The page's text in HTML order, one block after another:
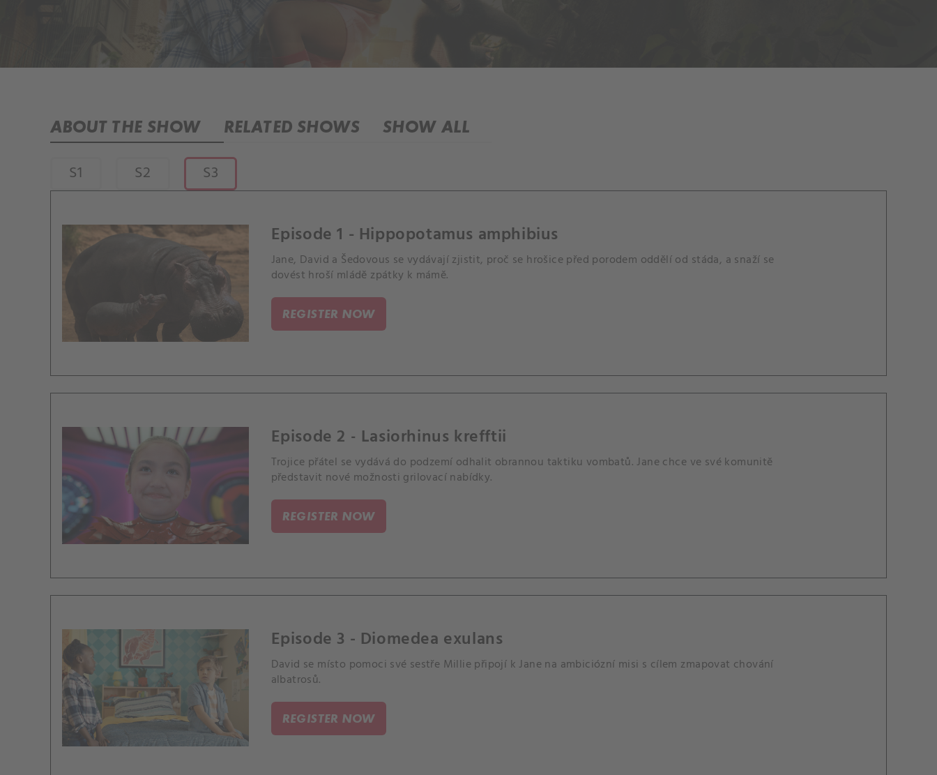
ABOUT THE SHOW RELATED SHOWS SHOW ALL
S1 S2 S3
Episode 1 - Hippopotamus amphibius
Jane, David a Šedovous se vydávají zjistit, proč se hrošice před porodem oddělí od stáda, a snaží se
dovést hroší mládě zpátky k mámě.
REGISTER NOW
Episode 2 - Lasiorhinus krefftii
Trojice přátel se vydává do podzemí odhalit obrannou taktiku vombatů. Jane chce ve své komunitě
představit nové možnosti grilovací nabídky.
REGISTER NOW
Episode 3 - Diomedea exulans
David se místo pomoci své sestře Millie připojí k Jane na ambiciózní misi s cílem zmapovat chování
albatrosů.
REGISTER NOW